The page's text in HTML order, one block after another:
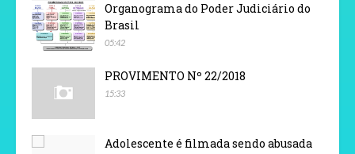
Organograma do Poder Judiciário do
Brasil
05:42
PROVIMENTO Nº 22/2018
15:33
Adolescente é filmada sendo abusada